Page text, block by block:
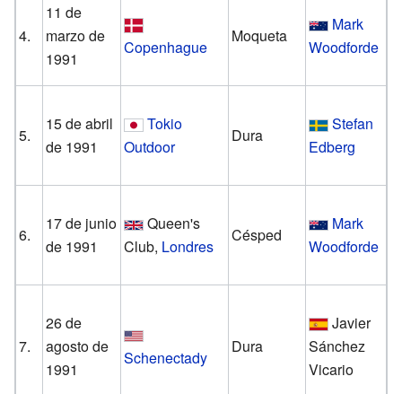
4.
11 de
marzo de
1991
Copenhague
Moqueta
Mark
Woodforde
5.
15 de abril
de 1991
Tokio
Outdoor
Dura
Stefan
Edberg
6.
17 de junio
de 1991
Queen's
Club, Londres
Césped
Mark
Woodforde
7.
26 de
agosto de
1991
Schenectady
Dura
Javier
Sánchez
Vicario